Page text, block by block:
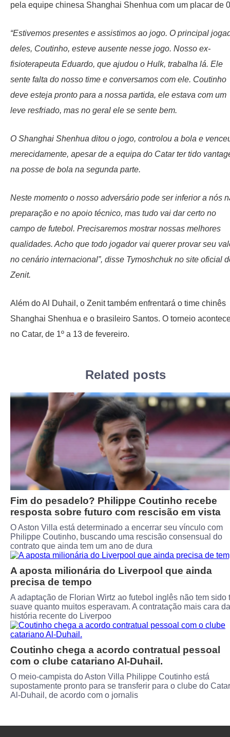
pela equipe chinesa Shanghai Shenhua com um placar de
“Estivemos presentes e assistimos ao jogo. O principal
deles, Coutinho, esteve ausente nesse jogo. Nosso ex-
fisioterapeuta Eduardo, que ajudou o Hulk, trabalha lá. Ele
sente falta do nosso time e conversamos com ele. Coutinho
deve esteja pronto para a nossa partida, ele estava com um
leve resfriado, mas no geral ele se sente bem.
O Shanghai Shenhua ditou o jogo, controlou a bola e
merecidamente, apesar de a equipa do Catar ter tido
na posse de bola na segunda parte.
Neste momento o nosso adversário pode ser inferior a nós
preparação e no apoio técnico, mas tudo vai dar certo no
campo de futebol. Precisaremos mostrar nossas melhores
qualidades. Acho que todo jogador vai querer provar seu
no cenário internacional”, disse Tymoshchuk no site oficial
Zenit.
Além do Al Duhail, o Zenit também enfrentará o time chinês
Shanghai Shenhua e o brasileiro Santos. O torneio
no Catar, de 1º a 13 de fevereiro.
Related posts
Fim do pesadelo? Philippe Coutinho recebe
resposta sobre futuro com rescisão em vista
O Aston Villa está determinado a encerrar seu vínculo com
Philippe Coutinho, buscando uma rescisão consensual do
contrato que ainda tem um ano de dura
A aposta milionária do Liverpool que ainda
precisa de tempo
A adaptação de Florian Wirtz ao futebol inglês não tem sido
suave quanto muitos esperavam. A contratação mais cara da
história recente do Liverpoo
Coutinho chega a acordo contratual pessoal
com o clube catariano Al-Duhail.
O meio-campista do Aston Villa Philippe Coutinho está
supostamente pronto para se transferir para o clube do Catar
Al-Duhail, de acordo com o jornalis